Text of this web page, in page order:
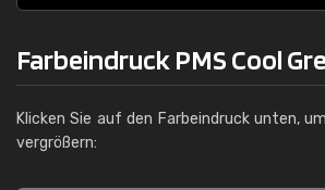
Farbeindruck PMS Cool
Klicken Sie auf den Farbeindruck unten,
vergrößern: